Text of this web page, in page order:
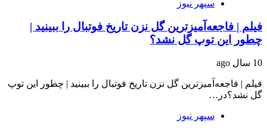
سپهر نیوز
فیلم | فاجعه‌آمیزترین گل نزن تاریخ فوتبال را ببینید |
چطور این توپ گل نشد؟
10 سال ago
فیلم | فاجعه‌آمیزترین گل نزن تاریخ فوتبال را ببینید | چطور این توپ
گل نشد؟در…
سپهر نیوز